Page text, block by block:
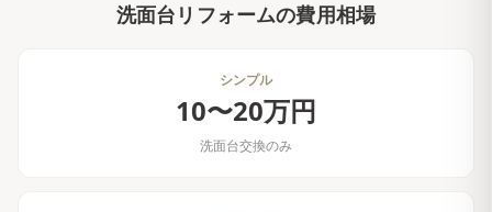
洗面台リフォームの費用相場
シンプル
10〜20万円
洗面台交換のみ